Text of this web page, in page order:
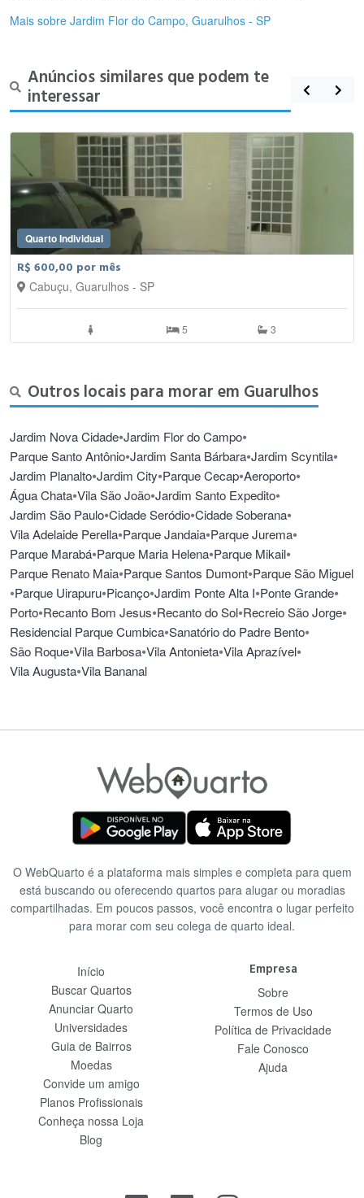
Mais sobre Jardim Flor do Campo, Guarulhos - SP
Anúncios similares que podem te
interessar
Quarto Individual
R$ 600,00 por mês
Cabuçu, Guarulhos - SP
5 3
Outros locais para morar em Guarulhos
Jardim Nova Cidade•Jardim Flor do Campo•
Parque Santo Antônio•Jardim Santa Bárbara•Jardim Scyntila•
Jardim Planalto•Jardim City•Parque Cecap•Aeroporto•
Água Chata•Vila São João•Jardim Santo Expedito•
Jardim São Paulo•Cidade Seródio•Cidade Soberana•
Vila Adelaide Perella•Parque Jandaia•Parque Jurema•
Parque Marabá•Parque Maria Helena•Parque Mikail•
Parque Renato Maia•Parque Santos Dumont•Parque São Miguel
•Parque Uirapuru•Picanço•Jardim Ponte Alta I•Ponte Grande•
Porto•Recanto Bom Jesus•Recanto do Sol•Recreio São Jorge•
Residencial Parque Cumbica•Sanatório do Padre Bento•
São Roque•Vila Barbosa•Vila Antonieta•Vila Aprazível•
Vila Augusta•Vila Bananal
O WebQuarto é a plataforma mais simples e completa para quem
está buscando ou oferecendo quartos para alugar ou moradias
compartilhadas. Em poucos passos, você encontra o lugar perfeito
para morar com seu colega de quarto ideal.
Início
Buscar Quartos
Anunciar Quarto
Universidades
Guia de Bairros
Moedas
Convide um amigo
Planos Profissionais
Conheça nossa Loja
Blog
Empresa
Sobre
Termos de Uso
Política de Privacidade
Fale Conosco
Ajuda